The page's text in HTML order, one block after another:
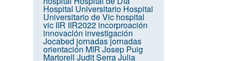
Hospital Universitario Hospital
Universitario de Vic hospital
vic IIR IIR2022 incorproación
innovación investigación
Jocabed jornadasjornadas
orientación MIR Josep Puig
Martorell Judit SerraJulia